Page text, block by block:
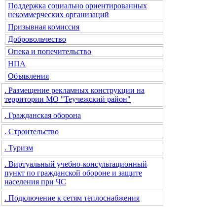
Поддержка социально ориентированных
некоммерческих организаций
Призывная комиссия
Добровольчество
Опека и попечительство
НПА
Объявления
. Размещение рекламных конструкции на
территории МО "Теучежский район"
. Гражданская оборона
. Строительство
. Туризм
. Виртуальный учебно-консультационный
пункт по гражданской обороне и защите
населения при ЧС
. Подключение к сетям теплоснабжения